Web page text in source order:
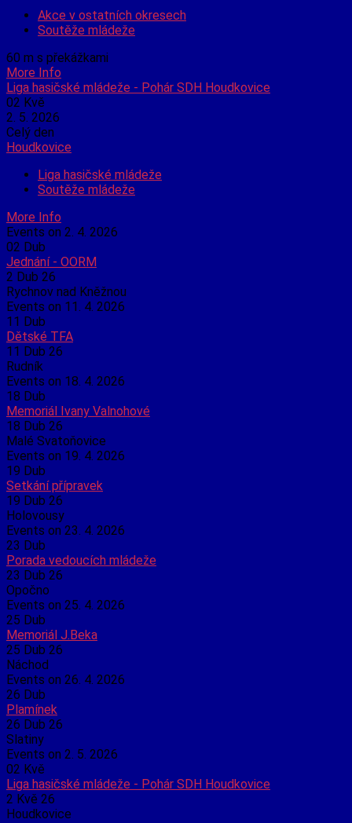
Akce v ostatních okresech
Soutěže mládeže
60 m s překážkami
More Info
Liga hasičské mládeže - Pohár SDH Houdkovice
02 Kvě
2. 5. 2026
Celý den
Houdkovice
Liga hasičské mládeže
Soutěže mládeže
More Info
Events on 2. 4. 2026
02 Dub
Jednání - OORM
2 Dub 26
Rychnov nad Kněžnou
Events on 11. 4. 2026
11 Dub
Dětské TFA
11 Dub 26
Rudník
Events on 18. 4. 2026
18 Dub
Memoriál Ivany Valnohové
18 Dub 26
Malé Svatoňovice
Events on 19. 4. 2026
19 Dub
Setkání přípravek
19 Dub 26
Holovousy
Events on 23. 4. 2026
23 Dub
Porada vedoucích mládeže
23 Dub 26
Opočno
Events on 25. 4. 2026
25 Dub
Memoriál J.Beka
25 Dub 26
Náchod
Events on 26. 4. 2026
26 Dub
Plamínek
26 Dub 26
Slatiny
Events on 2. 5. 2026
02 Kvě
Liga hasičské mládeže - Pohár SDH Houdkovice
2 Kvě 26
Houdkovice